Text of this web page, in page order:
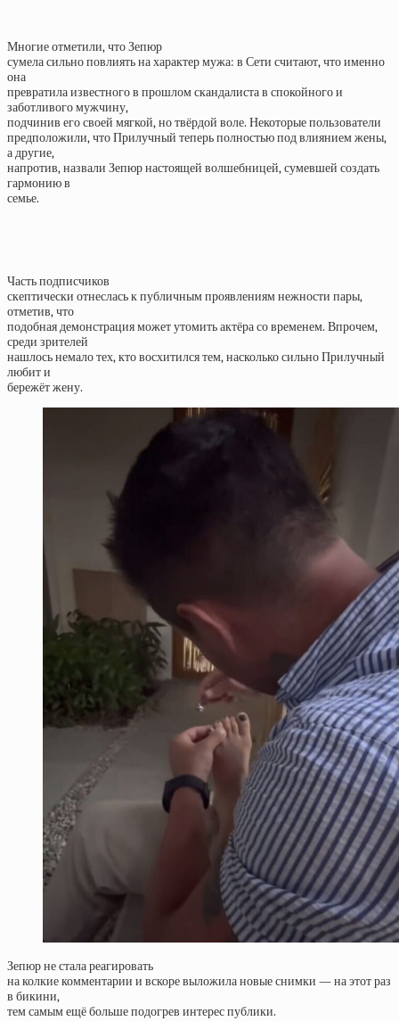
Многие отметили, что Зепюр
сумела сильно повлиять на характер мужа: в Сети считают, что именно
она
превратила известного в прошлом скандалиста в спокойного и
заботливого мужчину,
подчинив его своей мягкой, но твёрдой воле. Некоторые пользователи
предположили, что Прилучный теперь полностью под влиянием жены,
а другие,
напротив, назвали Зепюр настоящей волшебницей, сумевшей создать
гармонию в
семье.
Часть подписчиков
скептически отнеслась к публичным проявлениям нежности пары,
отметив, что
подобная демонстрация может утомить актёра со временем. Впрочем,
среди зрителей
нашлось немало тех, кто восхитился тем, насколько сильно Прилучный
любит и
бережёт жену.
Зепюр не стала реагировать
на колкие комментарии и вскоре выложила новые снимки — на этот раз
в бикини,
тем самым ещё больше подогрев интерес публики.